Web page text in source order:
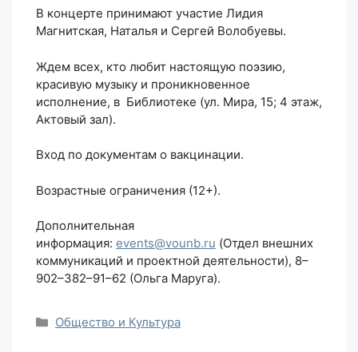
В концерте принимают участие Лидия
Магнитская, Наталья и Сергей Волобуевы.
Ждем всех, кто любит настоящую поэзию,
красивую музыку и проникновенное
исполнение, в Библиотеке (ул. Мира, 15; 4 этаж,
Актовый зал).
Вход по документам о вакцинации.
Возрастные ограничения (12+).
Дополнительная
информация: events@vounb.ru (Отдел внешних
коммуникаций и проектной деятельности), 8–
902–382–91–62 (Ольга Маруга).
Рубрики
Общество и Культура